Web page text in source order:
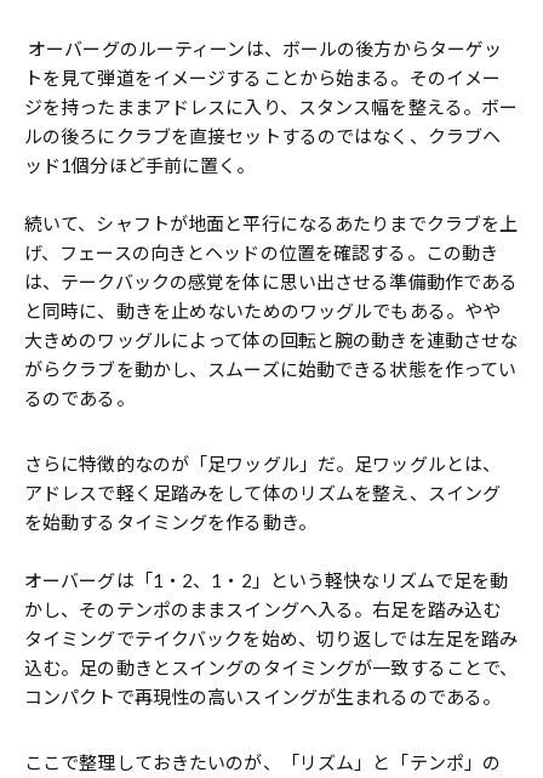
オーバーグのルーティーンは、ボールの後方からターゲッ
トを見て弾道をイメージすることから始まる。そのイメー
ジを持ったままアドレスに入り、スタンス幅を整える。ボー
ルの後ろにクラブを直接セットするのではなく、クラブヘ
ッド1個分ほど手前に置く。
続いて、シャフトが地面と平行になるあたりまでクラブを上
げ、フェースの向きとヘッドの位置を確認する。この動き
は、テークバックの感覚を体に思い出させる準備動作である
と同時に、動きを止めないためのワッグルでもある。やや
大きめのワッグルによって体の回転と腕の動きを連動させな
がらクラブを動かし、スムーズに始動できる状態を作ってい
るのである。
さらに特徴的なのが「足ワッグル」だ。足ワッグルとは、
アドレスで軽く足踏みをして体のリズムを整え、スイング
を始動するタイミングを作る動き。
オーバーグは「1・2、1・2」という軽快なリズムで足を動
かし、そのテンポのままスイングへ入る。右足を踏み込む
タイミングでテイクバックを始め、切り返しでは左足を踏み
込む。足の動きとスイングのタイミングが一致することで、
コンパクトで再現性の高いスイングが生まれるのである。
ここで整理しておきたいのが、「リズム」と「テンポ」の